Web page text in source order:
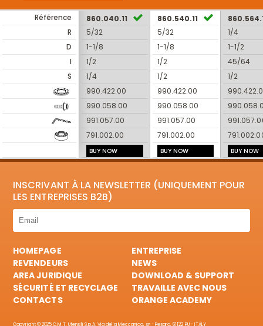
Référence
R
D
I
S
860.040.11
5/32
1-1/8
1/2
1/4
990.422.00
990.058.00
991.057.00
791.002.00
BUY NOW
860.540.11
5/32
1-1/8
1/2
1/2
990.422.00
990.058.00
991.057.00
791.002.00
BUY NOW
1/4
1-1/2
45/64
1/2
BUY NOW
INSCRIVANT À LA NEWSLETTER (UNIQUEMENT POUR
LES ENTREPRISES B2B)
HOMEPAGE
ENTREPRISE
REVENDEURS
NEWS
AREA JURIDIQUE
DOWNLOAD & SUPPORT
SÉCURITÉ ET RECYCLAGE
TRAVAILLE AVEC NOUS
CONTACTS
ORANGE ACADEMY